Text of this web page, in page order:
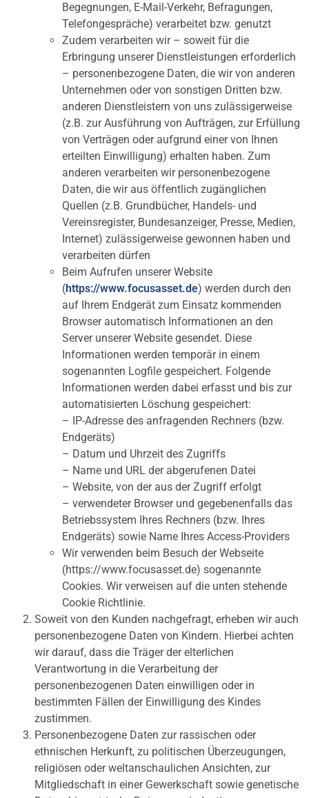
Begegnungen, E-Mail-Verkehr, Befragungen,
Telefongespräche) verarbeitet bzw. genutzt
Zudem verarbeiten wir – soweit für die
Erbringung unserer Dienstleistungen erforderlich
– personenbezogene Daten, die wir von anderen
Unternehmen oder von sonstigen Dritten bzw.
anderen Dienstleistern von uns zulässigerweise
(z.B. zur Ausführung von Aufträgen, zur Erfüllung
von Verträgen oder aufgrund einer von Ihnen
erteilten Einwilligung) erhalten haben. Zum
anderen verarbeiten wir personenbezogene
Daten, die wir aus öffentlich zugänglichen
Quellen (z.B. Grundbücher, Handels- und
Vereinsregister, Bundesanzeiger, Presse, Medien,
Internet) zulässigerweise gewonnen haben und
verarbeiten dürfen
Beim Aufrufen unserer Website
(https://www.focusasset.de) werden durch den
auf Ihrem Endgerät zum Einsatz kommenden
Browser automatisch Informationen an den
Server unserer Website gesendet. Diese
Informationen werden temporär in einem
sogenannten Logfile gespeichert. Folgende
Informationen werden dabei erfasst und bis zur
automatisierten Löschung gespeichert:
– IP-Adresse des anfragenden Rechners (bzw.
Endgeräts)
– Datum und Uhrzeit des Zugriffs
– Name und URL der abgerufenen Datei
– Website, von der aus der Zugriff erfolgt
– verwendeter Browser und gegebenenfalls das
Betriebssystem Ihres Rechners (bzw. Ihres
Endgeräts) sowie Name Ihres Access-Providers
Wir verwenden beim Besuch der Webseite
(https://www.focusasset.de) sogenannte
Cookies. Wir verweisen auf die unten stehende
Cookie Richtlinie.
Soweit von den Kunden nachgefragt, erheben wir auch
personenbezogene Daten von Kindern. Hierbei achten
wir darauf, dass die Träger der elterlichen
Verantwortung in die Verarbeitung der
personenbezogenen Daten einwilligen oder in
bestimmten Fällen der Einwilligung des Kindes
zustimmen.
Personenbezogene Daten zur rassischen oder
ethnischen Herkunft, zu politischen Überzeugungen,
religiösen oder weltanschaulichen Ansichten, zur
Mitgliedschaft in einer Gewerkschaft sowie genetische